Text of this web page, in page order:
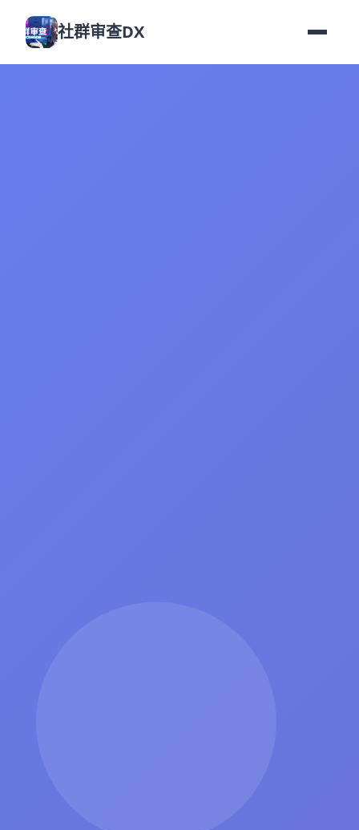
社群审查DX